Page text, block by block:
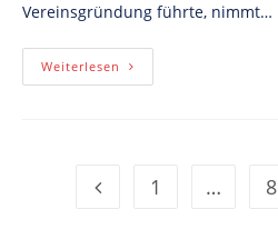
Vereinsgründung führte, nimmt…
Weiterlesen Die
AG
Go to the previous page
1 … 8